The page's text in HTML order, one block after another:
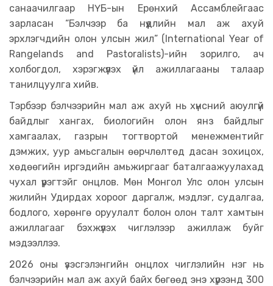
санаачилгаар НҮБ-ын Ерөнхий Ассамблейгаас
зарласан “Бэлчээр ба нүүдлийн мал аж ахуй
эрхлэгчдийн олон улсын жил” (International Year of
Rangelands and Pastoralists)-ийн зорилго, ач
холбогдол, хэрэгжүүлэх үйл ажиллагааны талаар
танилцуулга хийв.
Тэрбээр бэлчээрийн мал аж ахуй нь хүнсний аюулгүй
байдлыг хангах, биологийн олон янз байдлыг
хамгаалах, газрын тогтвортой менежментийг
дэмжих, уур амьсгалын өөрчлөлтөд дасан зохицох,
хөдөөгийн иргэдийн амьжиргааг баталгаажуулахад
чухал үүрэгтэйг онцлов. Мөн Монгол Улс олон улсын
жилийн Удирдах хороог даргалж, мэдлэг, судалгаа,
бодлого, хөрөнгө оруулалт болон олон талт хамтын
ажиллагааг бэхжүүлэх чиглэлээр ажиллаж буйг
мэдээллээ.
2026 оны үзэсгэлэнгийн онцлох чиглэлийн нэг нь
бэлчээрийн мал аж ахуй байх бөгөөд энэ хүрээнд 300